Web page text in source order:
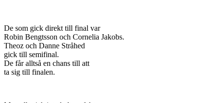
De som gick direkt till final var
Robin Bengtsson och Cornelia Jakobs.
Theoz och Danne Stråhed
gick till semifinal.
De får alltså en chans till att
ta sig till finalen.